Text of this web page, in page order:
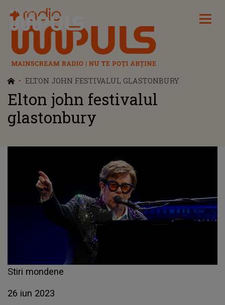
Radio Impuls
ELTON JOHN FESTIVALUL GLASTONBURY
Elton john festivalul
glastonbury
Stiri mondene
26 iun 2023